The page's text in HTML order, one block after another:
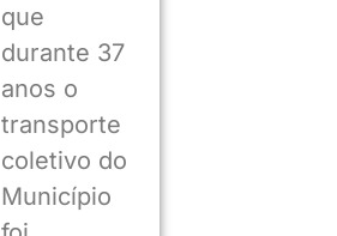
que
durante 37
anos o
transporte
coletivo do
Município